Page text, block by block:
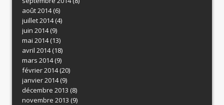
août 2014(6)
juillet 2014(4)
juin 2014(9)
mai 2014(13)
avril 2014(18)
mars 2014(9)
février 2014(20)
janvier 2014(9)
décembre 2013 (8)
novembre 2013 (9)